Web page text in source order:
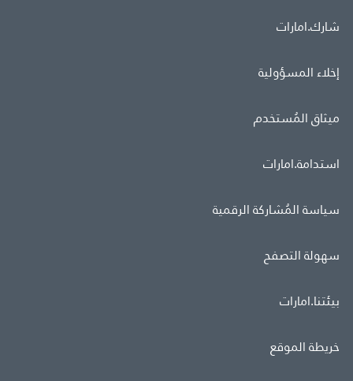
شارك.امارات
إخلاء المسؤولية
ميثاق المُستخدم
استدامة.امارات
سياسة المُشاركة الرقمية
سهولة التصفح
بيئتنا.امارات
خريطة الموقع